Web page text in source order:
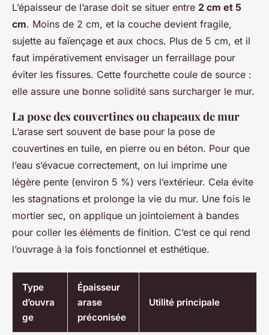
L’épaisseur de l’arase doit se situer entre 2 cm et 5
cm. Moins de 2 cm, et la couche devient fragile,
sujette au faïençage et aux chocs. Plus de 5 cm, et il
faut impérativement envisager un ferraillage pour
éviter les fissures. Cette fourchette coule de source :
elle assure une bonne solidité sans surcharger le mur.
La pose des couvertines ou chapeaux de mur
L’arase sert souvent de base pour la pose de
couvertines en tuile, en pierre ou en béton. Pour que
l’eau s’évacue correctement, on lui imprime une
légère pente (environ 5 %) vers l’extérieur. Cela évite
les stagnations et prolonge la vie du mur. Une fois le
mortier sec, on applique un jointoiement à bandes
pour coller les éléments de finition. C’est ce qui rend
l’ouvrage à la fois fonctionnel et esthétique.
Type
d’ouvra
ge
Épaisseur
arase
préconisée
Utilité principale